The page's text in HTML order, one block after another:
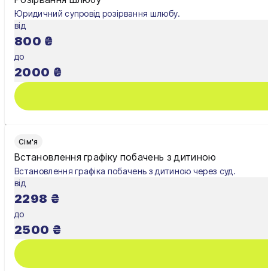
Юридичний супровід розірвання шлюбу.
від
800 ₴
до
2000 ₴
Сім'я
Встановлення графіку побачень з дитиною
Встановлення графіка побачень з дитиною через суд.
від
2298 ₴
до
2500 ₴